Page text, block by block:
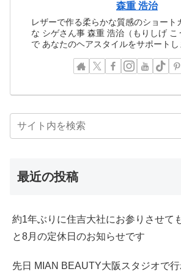
森重 浩治
レザーで作る柔らかな質感のショート
な シゲさん事 森重 浩治（もりしげ こ
で あなたのヘアスタイルをサポートし
最近の投稿
約1年ぶりに住吉大社にお参りさせて
と8月の定休日のお知らせです
先日 MIAN BEAUTY大阪スタジオで